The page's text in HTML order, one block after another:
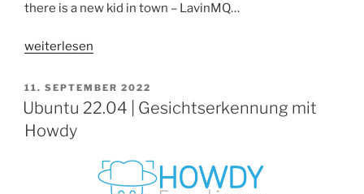
there is a new kid in town – LavinMQ…
„LavinMQ
First
pretty
Message
weiterlesen
VERÖFFENTLICHT
AM
11. SEPTEMBER 2022
Ubuntu 22.04 | Gesichtserkennung mit
Howdy